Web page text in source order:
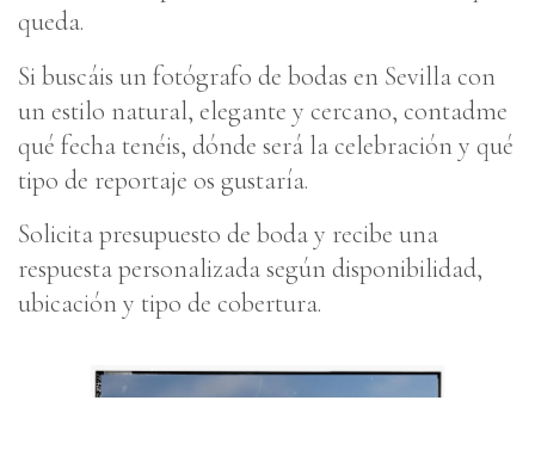
queda.
Si buscáis un fotógrafo de bodas en Sevilla con
un estilo natural, elegante y cercano, contadme
qué fecha tenéis, dónde será la celebración y qué
tipo de reportaje os gustaría.
Solicita presupuesto de boda y recibe una
respuesta personalizada según disponibilidad,
ubicación y tipo de cobertura.